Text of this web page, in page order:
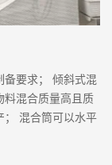
备要求； 倾斜式混
料混合质量高且质
； 混合筒可以水平